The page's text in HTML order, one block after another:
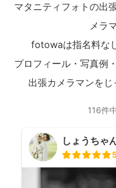
マタニティフォトの出
メラ
fotowaは指名料な
プロフィール・写真例
出張カメラマンをじ
116件
しょうちゃ